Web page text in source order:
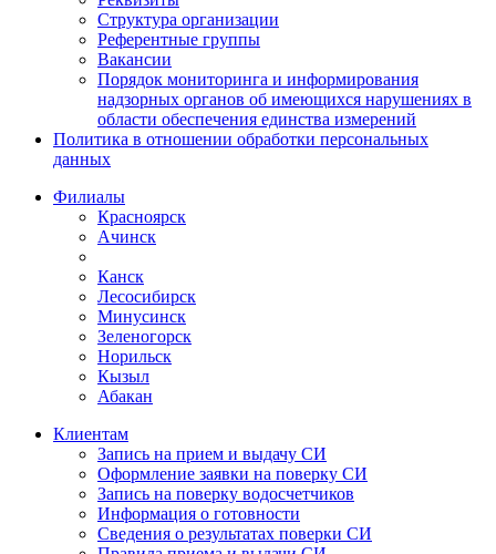
Структура организации
Референтные группы
Вакансии
Порядок мониторинга и информирования
надзорных органов об имеющихся нарушениях в
области обеспечения единства измерений
Политика в отношении обработки персональных
данных
Филиалы
Красноярск
Ачинск
Канск
Лесосибирск
Минусинск
Зеленогорск
Норильск
Кызыл
Абакан
Клиентам
Запись на прием и выдачу СИ
Оформление заявки на поверку СИ
Запись на поверку водосчетчиков
Информация о готовности
Сведения о результатах поверки СИ